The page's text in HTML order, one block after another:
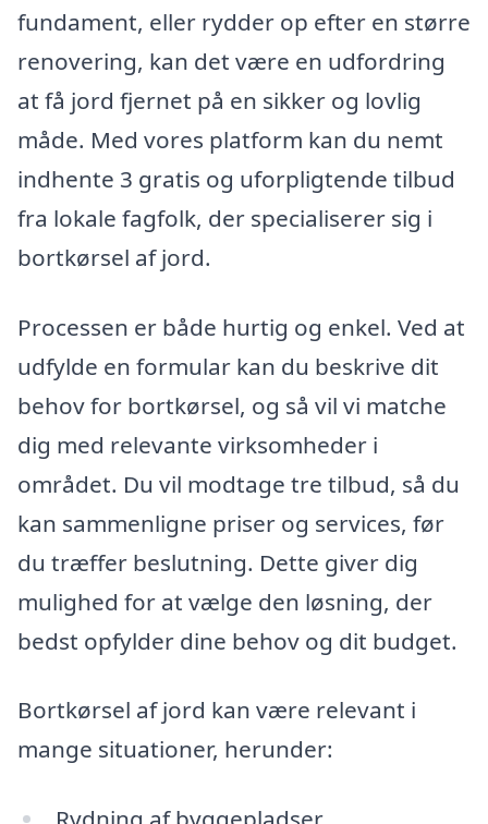
fundament, eller rydder op efter en større
renovering, kan det være en udfordring
at få jord fjernet på en sikker og lovlig
måde. Med vores platform kan du nemt
indhente 3 gratis og uforpligtende tilbud
fra lokale fagfolk, der specialiserer sig i
bortkørsel af jord.
Processen er både hurtig og enkel. Ved at
udfylde en formular kan du beskrive dit
behov for bortkørsel, og så vil vi matche
dig med relevante virksomheder i
området. Du vil modtage tre tilbud, så du
kan sammenligne priser og services, før
du træffer beslutning. Dette giver dig
mulighed for at vælge den løsning, der
bedst opfylder dine behov og dit budget.
Bortkørsel af jord kan være relevant i
mange situationer, herunder: